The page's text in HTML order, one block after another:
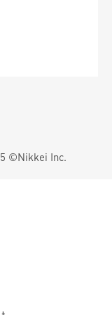
©Nikkei Inc.